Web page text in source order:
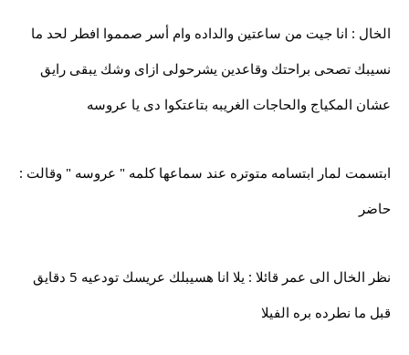
الخال : انا جيت من ساعتين والداده وام أسر صمموا افطر لحد ما
نسيبك تصحى براحتك وقاعدين يشرحولى ازاى وشك يبقى رايق
عشان المكياج والحاجات الغريبه بتاعتكوا دى يا عروسه
ابتسمت لمار ابتسامه متوتره عند سماعها كلمه " عروسه " وقالت :
حاضر
نظر الخال الى عمر قائلا : يلا انا هسيبلك عريسك تودعيه 5 دقايق
قبل ما نطرده بره الفيلا